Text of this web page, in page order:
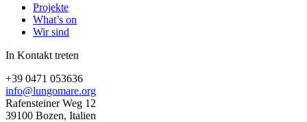
Projekte
What’s on
Wir sind
In Kontakt treten
+39 0471 053636
info@lungomare.org
Rafensteiner Weg 12
39100 Bozen, Italien